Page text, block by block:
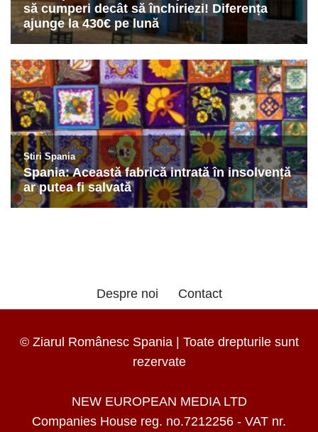
Despre noi Contact
© Ziarul Românesc Spania | Toate drepturile sunt
rezervate
NEW EUROPEAN MEDIA LTD
Companies House reg. no.7212256 - VAT nr.